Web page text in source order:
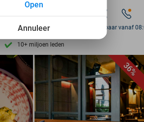
7 dagen per week beschikbaar
10+ miljoen leden
9,4 op basis van
Ontdek 15.000+ deals
7 dagen per week beschikbaar
10+ miljoen leden
Bereikbaar vanaf
36%
Annuleer
Open